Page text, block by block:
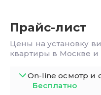
Прайс-лист
Цены на установку
квартиры в Москве и
On-line осмотр и
Бесплатно